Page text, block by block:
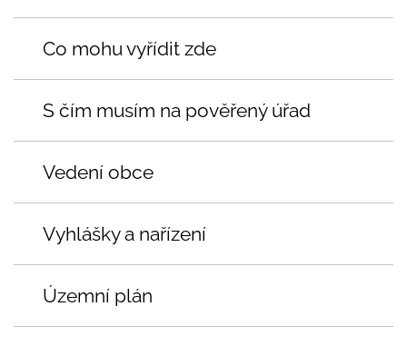
Co mohu vyřídit zde
S čím musím na pověřený úřad
Vedení obce
Vyhlášky a nařízení
Územní plán